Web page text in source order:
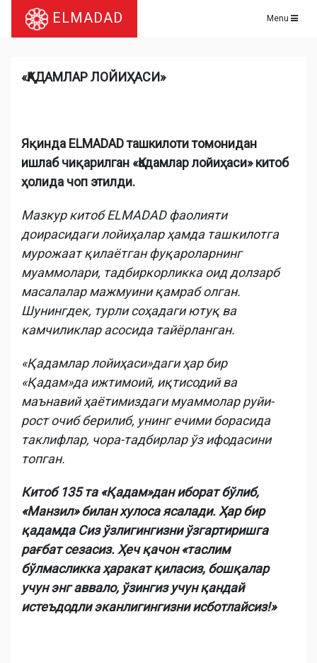
ELMADAD Menu
«ҚАДАМЛАР ЛОЙИҲАСИ»
Яқинда ELMADAD ташкилоти томонидан
ишлаб чиқарилган «Қадамлар лойиҳаси» китоб
ҳолида чоп этилди.
Мазкур китоб ELMADAD фаолияти
доирасидаги лойиҳалар ҳамда ташкилотга
мурожаат қилаётган фуқароларнинг
муаммолари, тадбиркорликка оид долзарб
масалалар мажмуини қамраб олган.
Шунингдек, турли соҳадаги ютуқ ва
камчиликлар асосида тайёрланган.
«Қадамлар лойиҳаси»даги ҳар бир
«Қадам»да ижтимоий, иқтисодий ва
маънавий ҳаётимиздаги муаммолар руйи-
рост очиб берилиб, унинг ечими борасида
таклифлар, чора-тадбирлар ўз ифодасини
топган.
Китоб 135 та «Қадам»дан иборат бўлиб,
«Манзил» билан хулоса ясалади. Ҳар бир
қадамда Сиз ўзлигингизни ўзгартиришга
рағбат сезасиз. Ҳеч қачон «таслим
бўлмасликка ҳаракат қиласиз, бошқалар
учун энг аввало, ўзингиз учун қандай
истеъдодли эканлигингизни исботлайсиз!»